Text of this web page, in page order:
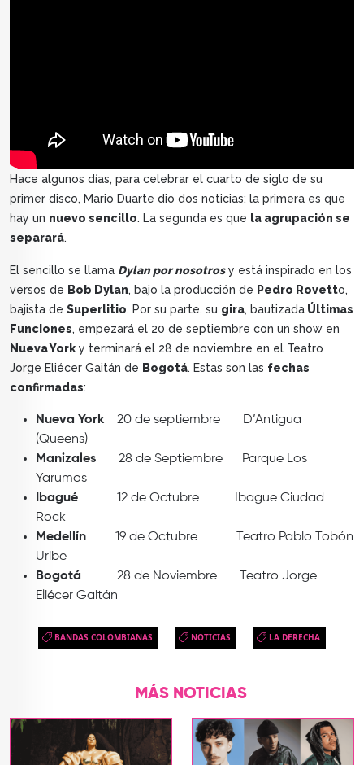
Hace algunos días, para celebrar el cuarto de siglo de su
primer disco, Mario Duarte dio dos noticias: la primera es que
hay un nuevo sencillo. La segunda es que la agrupación se
separará.
El sencillo se llama Dylan por nosotrosy está inspirado en los
versos de Bob Dylan, bajo la producción de Pedro Rovetto,
bajista de Superlitio. Por su parte, su gira, bautizada Últimas
Funciones, empezará el 20 de septiembre con un show en
Nueva York y terminará el 28 de noviembre en el Teatro
Jorge Eliécer Gaitán de Bogotá. Estas son las fechas
confirmadas:
Nueva York 20 de septiembre D’Antigua
(Queens)
Manizales
28 de Septiembre Parque Los
Yarumos
Ibagué
12 de Octubre Ibague Ciudad
Rock
Medellín 19 de Octubre Teatro Pablo Tobón
Uribe
Bogotá
28 de Noviembre Teatro Jorge
Eliécer Gaitán
BANDAS COLOMBIANAS NOTICIAS LA DERECHA
MÁS NOTICIAS